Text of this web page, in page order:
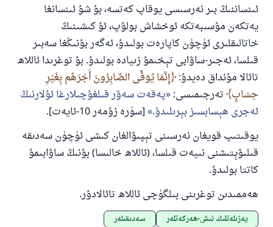
ئىنساننىڭ بىر نەرسىسى يوقاپ كەتسە، بۇ شۇ ئىنسانغا
يەتكەن مۇسىبەتكە ئوخشاش بولۇپ، ئۇ كىشىنىڭ
خاتالىقلىرى ئۈچۈن كاپارەت بولىدۇ، ئەگەر بۇنىڭغا سەبىر
قىلسا، ئەجىر-ساۋابى تېخىمۇ زىيادە بولىدۇ. بۇ توغرىدا ئاللاھ
تائالا مۇنداق دەيدۇ: إِنَّمَا يُوَفَّى الصَّابِرُونَ أَجْرَهُم بِغَيْرِ
حِسَابٍ تەرجىمىسى: پەقەت سەۋر قىلغۇچىلارغا ئۇلارنىڭ
ئەجرى ھېسابسىز بېرىلىدۇ. [سۈرە زۇمەر 10-ئايەت].
يوقىتىپ قويغان نەرسىنى تېپىۋالغان كىشى ئۈچۈن سەدىقە
قىلىۋېتىشنى نىيەت قىلسا، (ئاللاھ خالىسا) بۇنىڭ ساۋابىمۇ
كاتتا بولىدۇ.
ھەممىدىن توغرىنى بىلگۈچى ئاللاھ تائالادۇر.
پەزىلەتلىك ئىش-ھەركەتلەر سەدىقىلەر